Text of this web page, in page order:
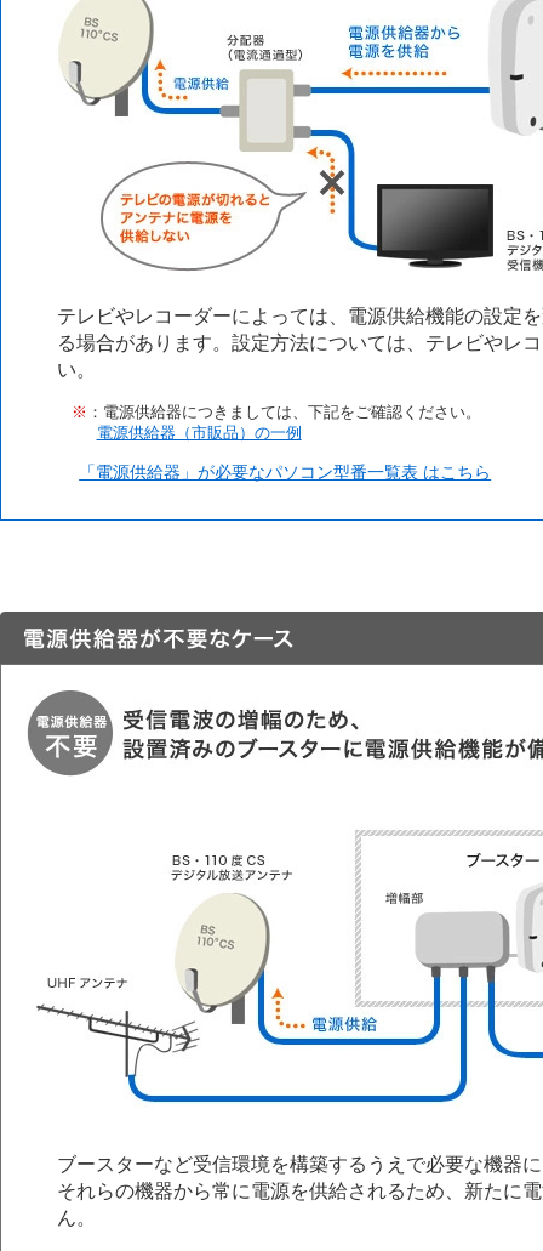
テレビやレコーダーによっては、電源供給機能の設定
る場合があります。設定方法については、テレビやレ
い。
※ ：電源供給器につきましては、下記をご確認ください。
電源供給器（市販品）の一例
「電源供給器」が必要なパソコン型番一覧表 はこちら
ブースターなど受信環境を構築するうえで必要な機器
それらの機器から常に電源を供給されるため、新たに
ん。